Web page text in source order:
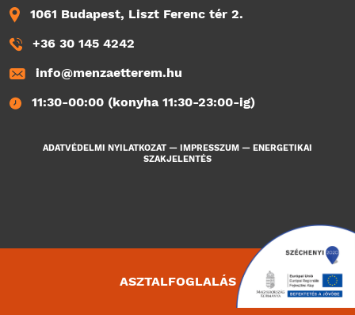
1061 Budapest, Liszt Ferenc tér 2.
+36 30 145 4242
info@menzaetterem.hu
11:30-00:00 (konyha 11:30-23:00-ig)
ADATVÉDELMI NYILATKOZAT — IMPRESSZUM — ENERGETIKAI
SZAKJELENTÉS
ASZTALFOGLALÁS